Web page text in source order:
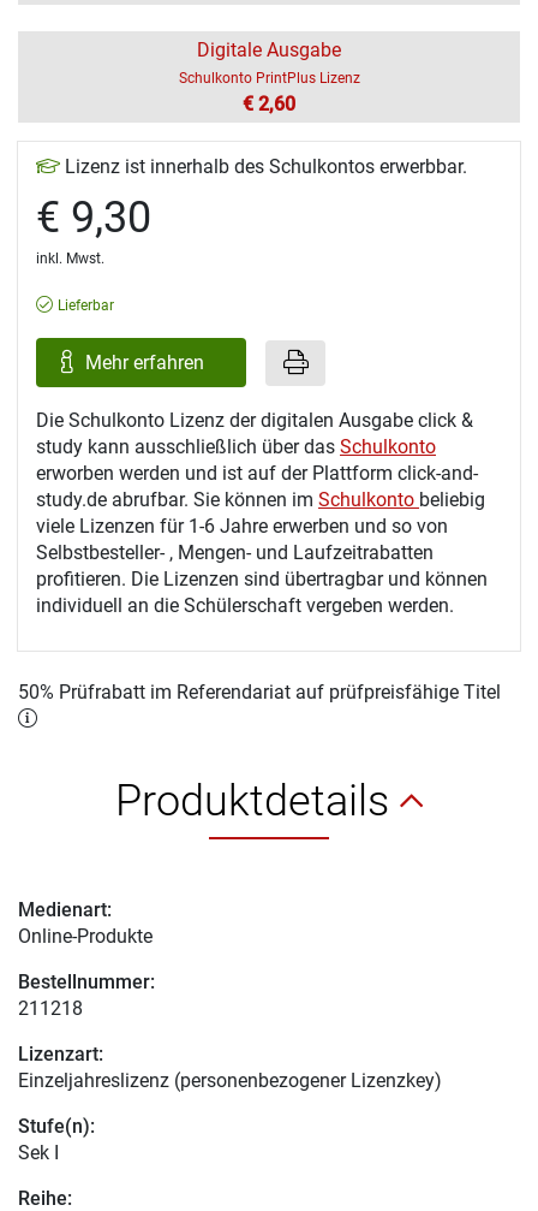
Digitale Ausgabe
Schulkonto PrintPlus Lizenz
€ 2,60
Lizenz ist innerhalb des Schulkontos erwerbbar.
€ 9,30
inkl. Mwst.
Lieferbar
Mehr erfahren
Die Schulkonto Lizenz der digitalen Ausgabe click &
study kann ausschließlich über das Schulkonto
erworben werden und ist auf der Plattform click-and-
study.de abrufbar. Sie können im Schulkonto beliebig
viele Lizenzen für 1-6 Jahre erwerben und so von
Selbstbesteller- , Mengen- und Laufzeitrabatten
profitieren. Die Lizenzen sind übertragbar und können
individuell an die Schülerschaft vergeben werden.
50% Prüfrabatt im Referendariat auf prüfpreisfähige Titel
Produktdetails
Medienart:
Online-Produkte
Bestellnummer:
211218
Lizenzart:
Einzeljahreslizenz (personenbezogener Lizenzkey)
Stufe(n):
Sek I
Reihe: